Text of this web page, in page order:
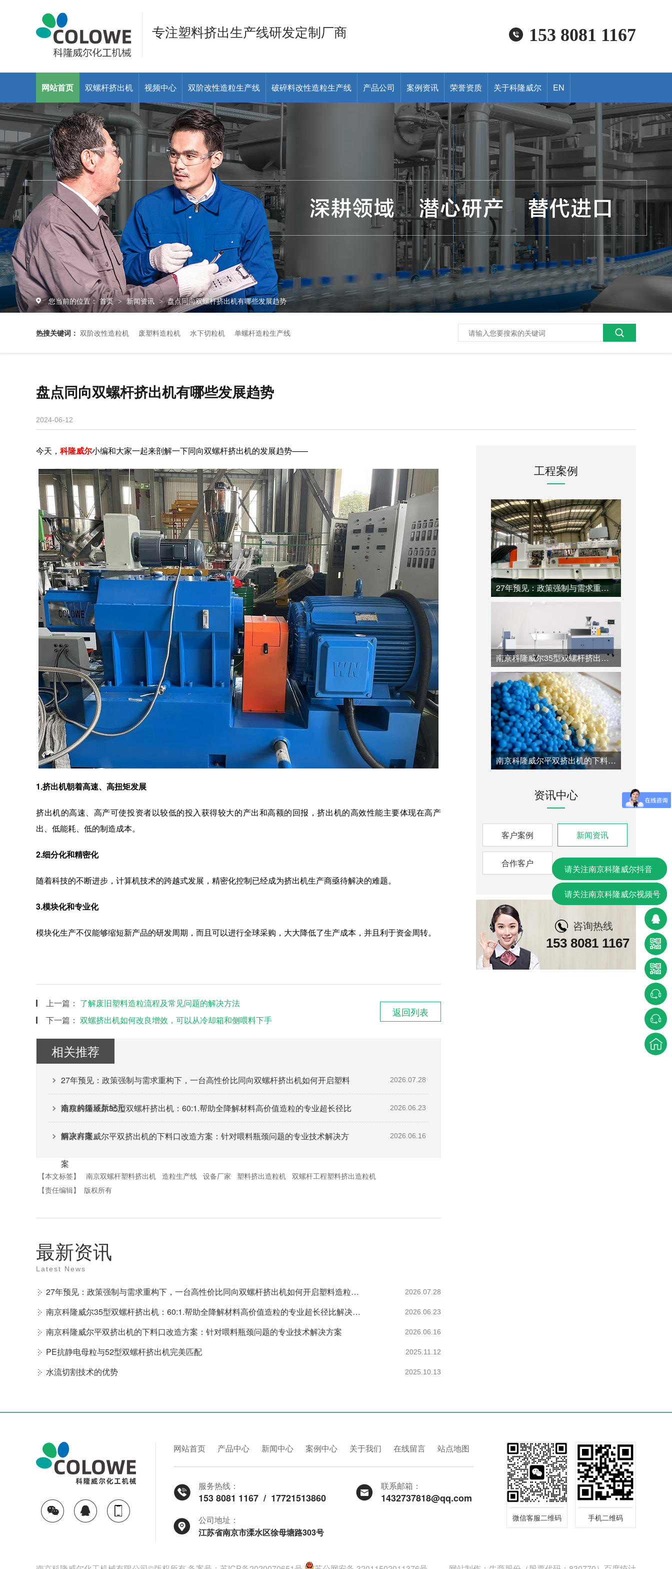
专注塑料挤出生产线研发定制厂商 153 8081 1167
网站首页 双螺杆挤出机 视频中心 双阶改性造粒生产线 破碎料改性造粒生产线 产品公司 案例资讯 荣誉资质 关于科隆威尔 EN
您当前的位置： 首页 > 新闻资讯 > 盘点同向双螺杆挤出机有哪些发展趋势
热搜关键词： 双阶改性造粒机 废塑料造粒机 水下切粒机 单螺杆造粒生产线
盘点同向双螺杆挤出机有哪些发展趋势
2024-06-12
今天， 科隆威尔小编和大家一起来剖解一下同向双螺杆挤出机的发展趋势——
1.挤出机朝着高速、高扭矩发展
挤出机的高速、高产可使投资者以较低的投入获得较大的产出和高额的回报，挤出机的高效性能主要体现在高产
出、低能耗、低的制造成本。
2.细分化和精密化
随着科技的不断进步，计算机技术的跨越式发展，精密化控制已经成为挤出机生产商亟待解决的难题。
3.模块化和专业化
模块化生产不仅能够缩短新产品的研发周期，而且可以进行全球采购，大大降低了生产成本，并且利于资金周转。
上一篇： 了解废旧塑料造粒流程及常见问题的解决方法
下一篇： 双螺挤出机如何改良增效，可以从冷却箱和侧喂料下手
返回列表
相关推荐
27年预见：政策强制与需求重构下，一台高性价比同向双螺杆挤出机如何开启塑料
造粒的循环新纪元
2026.07.28
南京科隆威尔35型双螺杆挤出机：60:1.帮助全降解材料高价值造粒的专业超长径比
解决方案。
2026.06.23
南京科隆威尔平双挤出机的下料口改造方案：针对喂料瓶颈问题的专业技术解决方
案
2026.06.16
【本文标签】 南京双螺杆塑料挤出机 造粒生产线 设备厂家 塑料挤出造粒机 双螺杆工程塑料挤出造粒机
【责任编辑】
版权所有
最新资讯
Latest News
27年预见：政策强制与需求重构下，一台高性价比同向双螺杆挤出机如何开启塑料造粒的循环新纪元 2026.07.28
南京科隆威尔35型双螺杆挤出机：60:1.帮助全降解材料高价值造粒的专业超长径比解决方案。 2026.06.23
南京科隆威尔平双挤出机的下料口改造方案：针对喂料瓶颈问题的专业技术解决方案 2026.06.16
PE抗静电母粒与52型双螺杆挤出机完美匹配 2025.11.12
水流切割技术的优势 2025.10.13
工程案例
27年预见：政策强制与需求重构下，一台高性价比同向双螺杆挤出机如何开启塑料造粒的循环新纪元
南京科隆威尔35型双螺杆挤出机：60:1.帮助全降解材料高价值造粒的专业超长径比解决方案。
南京科隆威尔平双挤出机的下料口改造方案：针对喂料瓶颈问题的专业技术解决方案
资讯中心
客户案例 新闻资讯
合作客户
咨询热线
153 8081 1167
网站首页 产品中心 新闻中心 案例中心 关于我们 在线留言 站点地图
服务热线：
153 8081 1167 / 17721513860
联系邮箱：
1432737818@qq.com
公司地址：
江苏省南京市溧水区徐母塘路303号
微信客服二维码 手机二维码
请关注南京科隆威尔抖音
请关注南京科隆威尔视频号